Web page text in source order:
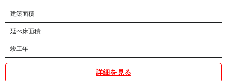
建築面積
延べ床面積
竣工年
詳細を見る